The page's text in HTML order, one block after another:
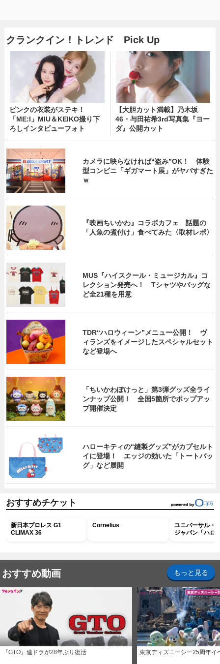
クランクイン！トレンド Pick Up
ピンクの衣装がステキ！
「ME:I」MIU＆KEIKO撮り下
ろしインタビューフォト
【大胆カット満載】乃木坂
46・与田祐希3rd写真集『ヨー
ダ』公開カット
カメラに映らなければ“盗み”OK！ 体験
型コンビニ「ギガマート展」がヤバすぎた
ｗ
『映画ちいかわ』コラボカフェ 話題の
「人魚の煮付け」食べてみた〈取材レポ〉
MUS『ハイスクール・ミュージカル』コ
レクション発売へ！ Tシャツやバッグな
ど全21種を用意
TDR“ハロウィーン”メニュー公開！ ヴ
ィランズをイメージしたスペシャルセット
など登場へ
「ちいかわぽけっと」第3弾グッズ全ライ
ンナップ公開！ 全国5箇所でポップアッ
プ開催決定
ハローキティの“縫製グッズ”がカプセルト
イに登場！ エッジの効いた「トートバッ
グ」など展開
おすすめチケット
新日本プロレス G1
CLIMAX 36
Cornelius
ユニバーサル・
ジャパン「ハロ
おすすめ動画 もっと見る
『GTO』連ドラが28年ぶり復活 東京ディズニーシー25周年イ